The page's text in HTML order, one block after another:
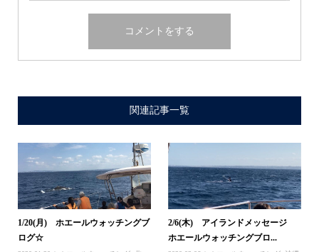
関連記事一覧
1/20(月) ホエールウォッチングブ
ログ☆
2/6(木) アイランドメッセージ
ホエールウォッチングブロ...